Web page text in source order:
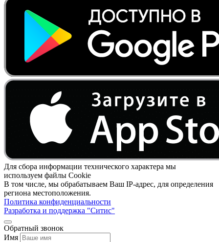
Для сбора информации технического характера мы
используем файлы Cookie
В том числе, мы обрабатываем Ваш IP-адрес, для определения
региона местоположения.
Политика конфиденциальности
Разработка и поддержка "Ситис"
Обратный звонок
Имя